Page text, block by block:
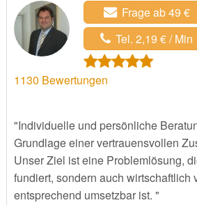
Frage ab 49 €
Tel. 2,19 € / Min
1130 Bewertungen
"Individuelle und persönliche
Grundlage einer vertrauensvollen
Unser Ziel ist eine Problemlösung,
fundiert, sondern auch wirtschaftlich
entsprechend umsetzbar ist. "